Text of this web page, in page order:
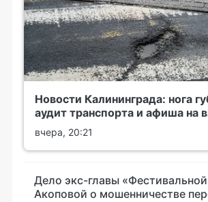
Новости Калининграда: нога
аудит транспорта и афиша на
вчера, 20:21
Дело экс-главы
Акоповой о мошенничестве